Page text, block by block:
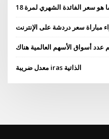
هو سعر الفائدة الشهري لمرة 18
مباراة سعر دردشة على الإنترنت
عدد أسواق الأسهم العالمية هناك
معدل ضريبة iras الذاتية